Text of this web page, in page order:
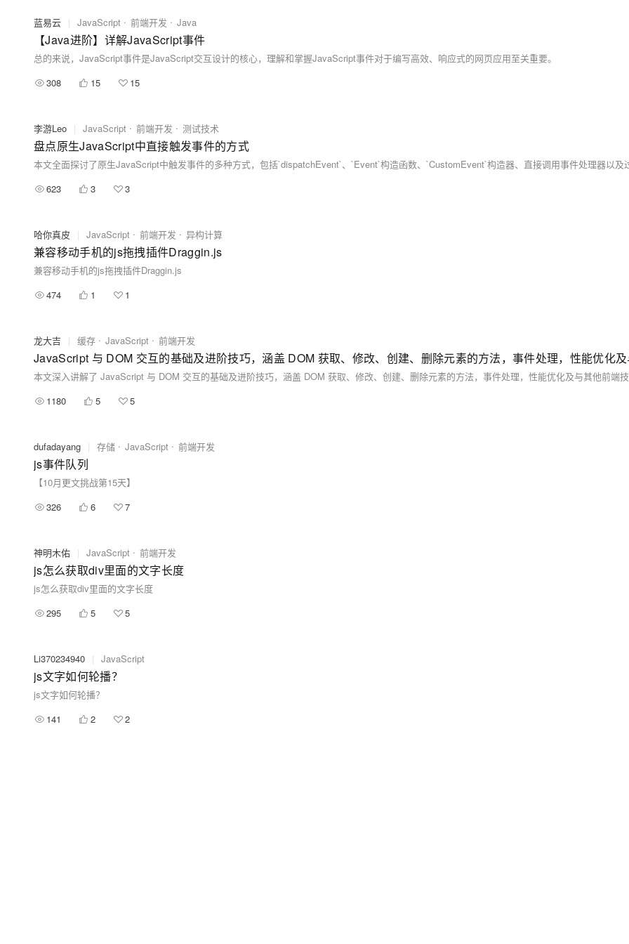
蓝易云 | JavaScript 前端开发 Java
【Java进阶】详解JavaScript事件
总的来说，JavaScript事件是JavaScript交互设计的核心，理解和掌握JavaScript事件对于编写高效、响应式的网页应用至关重要。
308
15 15
李游Leo | JavaScript 前端开发 测试技术
盘点原生JavaScript中直接触发事件的方式
623
3 3
哈你真皮 | JavaScript 前端开发 异构计算
兼容移动手机的js拖拽插件Draggin.js
兼容移动手机的js拖拽插件Draggin.js
474
1 1
龙大吉 | 缓存 JavaScript 前端开发
1180
5 5
dufadayang | 存储 JavaScript 前端开发
js事件队列
【10月更文挑战第15天】
326
6 7
神明木佑 | JavaScript 前端开发
js怎么获取div里面的文字长度
js怎么获取div里面的文字长度
295
5 5
Li370234940 | JavaScript
js文字如何轮播？
js文字如何轮播？
141
2 2